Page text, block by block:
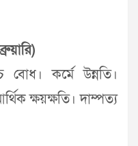
বোধ। কর্মে উন্নতি।
ক্ষয়ক্ষতি। দাম্পত্য